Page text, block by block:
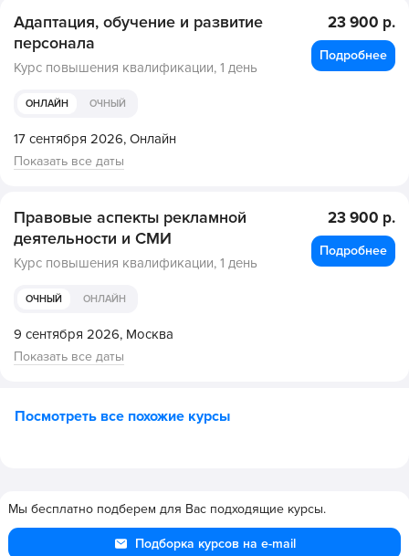
Адаптация, обучение и развитие
персонала
Курс повышения квалификации, 1 день
ОНЛАЙН ОЧНЫЙ
17 сентября 2026, Онлайн
Показать все даты
23 900 р.
Подробнее
Правовые аспекты рекламной
деятельности и СМИ
Курс повышения квалификации, 1 день
ОЧНЫЙ ОНЛАЙН
9 сентября 2026, Москва
Показать все даты
23 900 р.
Подробнее
Посмотреть все похожие курсы
Мы бесплатно подберем для Вас подходящие курсы.
Подборка курсов на e-mail